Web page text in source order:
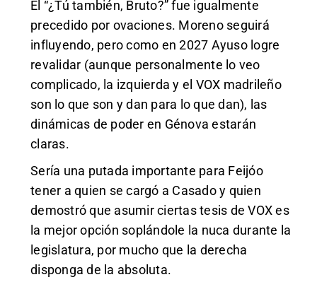
El “¿Tú también, Bruto?” fue igualmente
precedido por ovaciones. Moreno seguirá
influyendo, pero como en 2027 Ayuso logre
revalidar (aunque personalmente lo veo
complicado, la izquierda y el VOX madrileño
son lo que son y dan para lo que dan), las
dinámicas de poder en Génova estarán
claras.
Sería una putada importante para Feijóo
tener a quien se cargó a Casado y quien
demostró que asumir ciertas tesis de VOX es
la mejor opción soplándole la nuca durante la
legislatura, por mucho que la derecha
disponga de la absoluta.